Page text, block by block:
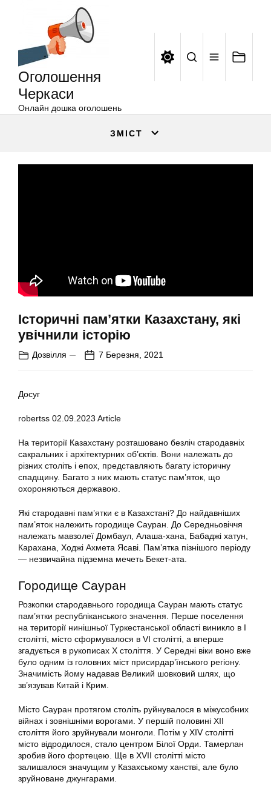
Оголошення
Черкаси
Онлайн дошка оголошень
ЗМІСТ
Історичні пам’ятки Казахстану, які
увічнили історію
Дозвілля 7 Березня, 2021
Досуг
robertss 02.09.2023 Article
На території Казахстану розташовано безліч стародавніх
сакральних і архітектурних об’єктів. Вони належать до
різних століть і епох, представляють багату історичну
спадщину. Багато з них мають статус пам’яток, що
охороняються державою.
Які стародавні пам’ятки є в Казахстані? До найдавніших
пам’яток належить городище Сауран. До Середньовіччя
належать мавзолеї Домбаул, Алаша-хана, Бабаджі хатун,
Карахана, Ходжі Ахмета Ясаві. Пам’ятка пізнішого періоду
— незвичайна підземна мечеть Бекет-ата.
Городище Сауран
Розкопки стародавнього городища Сауран мають статус
пам’ятки республіканського значення. Перше поселення
на території нинішньої Туркестанської області виникло в I
столітті, місто сформувалося в VI столітті, а вперше
згадується в рукописах Х століття. У Середні віки воно вже
було одним із головних міст присирдар’їнського регіону.
Значимість йому надавав Великий шовковий шлях, що
зв’язував Китай і Крим.
Місто Сауран протягом століть руйнувалося в міжусобних
війнах і зовнішніми ворогами. У першій половині XII
століття його зруйнували монголи. Потім у XIV столітті
місто відродилося, стало центром Білої Орди. Тамерлан
зробив його фортецею. Ще в XVII столітті місто
залишалося значущим у Казахському ханстві, але було
зруйноване джунгарами.